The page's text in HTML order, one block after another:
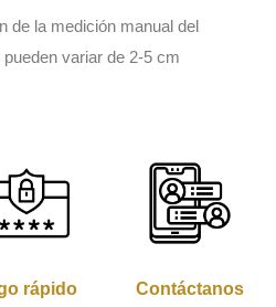
de la medición manual del
variar de 2-5 cm
rápido Contáctanos